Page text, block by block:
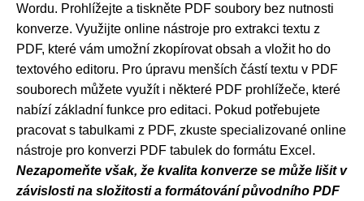
Wordu. Prohlížejte a tiskněte PDF soubory bez nutnosti
konverze. Využijte online nástroje pro extrakci textu z
PDF, které vám umožní zkopírovat obsah a vložit ho do
textového editoru. Pro úpravu menších částí textu v PDF
souborech můžete využít i některé PDF prohlížeče, které
nabízí základní funkce pro editaci. Pokud potřebujete
pracovat s tabulkami z PDF, zkuste specializované online
nástroje pro konverzi PDF tabulek do formátu Excel.
Nezapomeňte však, že kvalita konverze se může lišit v
závislosti na složitosti a formátování původního PDF